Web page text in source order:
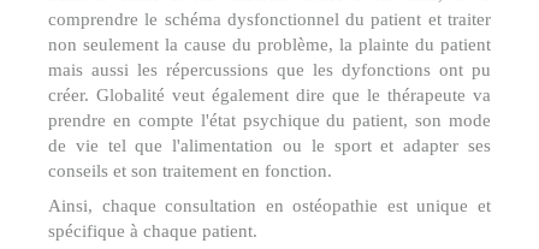
comprendre le schéma dysfonctionnel du patient et traiter
non seulement la cause du problème, la plainte du patient
mais aussi les répercussions que les dyfonctions ont pu
créer. Globalité veut également dire que le thérapeute va
prendre en compte l'état psychique du patient, son mode
de vie tel que l'alimentation ou le sport et adapter ses
conseils et son traitement en fonction.
Ainsi, chaque consultation en ostéopathie est unique et
spécifique à chaque patient.